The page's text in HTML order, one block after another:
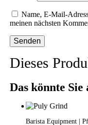
Name, E-Mail-
meinen nächsten
Dieses
Das könnte
Barista Equipment |